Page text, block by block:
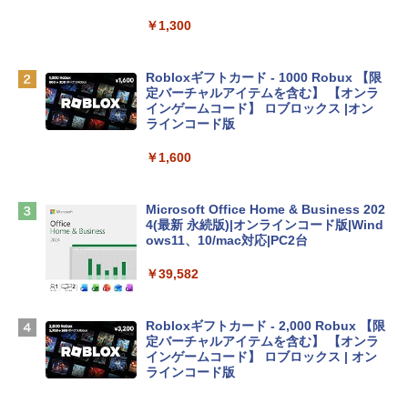
ィゴ + 3年延長 AppleCare+ for 13インチ
￥162,598
tomtoc 360°保護 15.6 16インチ パソコ
book Lenovo対応
Apple 2026 MacBook Air M5チップ搭載
igence、13.6インチLiquid Retinaディ
ームカメラ、日本語キーボード、Touch I
D - シルバー
￥261,414
￥1,300
Robloxギフトカード - 1000 Robux 【限
定バーチャルアイテムを含む】 【オンラ
インゲームコード】 ロブロックス |オン
ラインコード版
￥1,600
Microsoft Office Home & Business 202
4(最新 永続版)|オンラインコード版|Wind
ows11、10/mac対応|PC2台
￥39,582
Robloxギフトカード - 2,000 Robux 【限
定バーチャルアイテムを含む】 【オンラ
インゲームコード】 ロブロックス | オン
ラインコード版